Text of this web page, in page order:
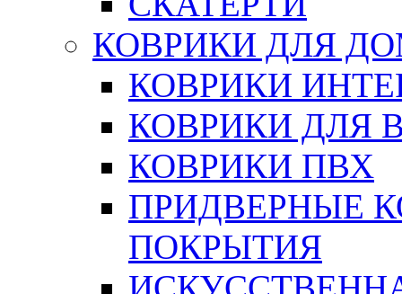
КОВРИКИ ДЛЯ
КОВРИКИ
КОВРИКИ ДЛЯ
КОВРИКИ ПВХ
ПРИДВЕРНЫЕ
ПОКРЫТИЯ